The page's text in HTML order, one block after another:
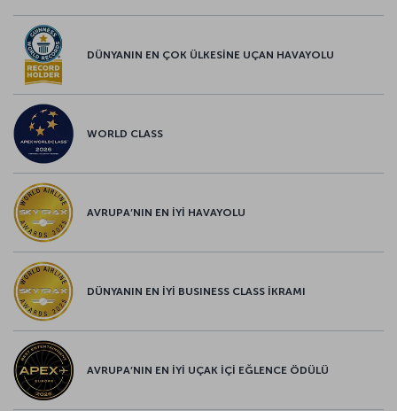
DÜNYANIN EN ÇOK ÜLKESİNE UÇAN HAVAYOLU
WORLD CLASS
AVRUPA’NIN EN İYİ HAVAYOLU
DÜNYANIN EN İYİ BUSINESS CLASS İKRAMI
AVRUPA’NIN EN İYİ UÇAK İÇİ EĞLENCE ÖDÜLÜ